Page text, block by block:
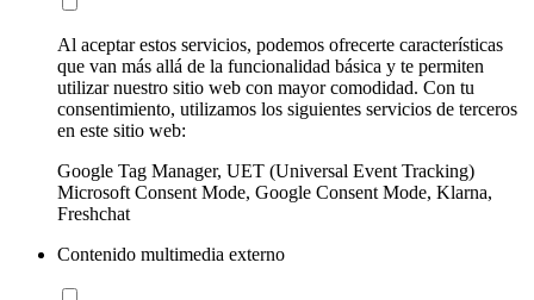
Al aceptar estos servicios, podemos ofrecerte características
que van más allá de la funcionalidad básica y te permiten
utilizar nuestro sitio web con mayor comodidad. Con tu
consentimiento, utilizamos los siguientes servicios de terceros
en este sitio web:
Google Tag Manager, UET (Universal Event Tracking)
Microsoft Consent Mode, Google Consent Mode, Klarna,
Freshchat
Contenido multimedia externo